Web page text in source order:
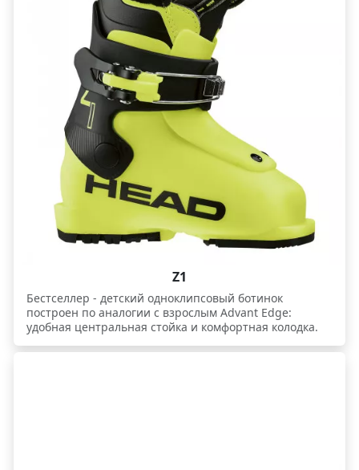
Z1
Бестселлер - детский одноклипсовый ботинок
построен по аналогии с взрослым Advant Edge:
удобная центральная стойка и комфортная колодка.